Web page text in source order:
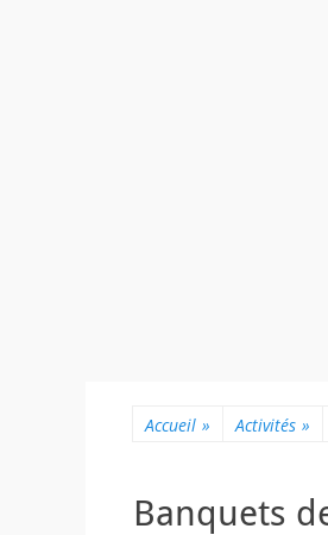
Accueil » Activités »
Banquets